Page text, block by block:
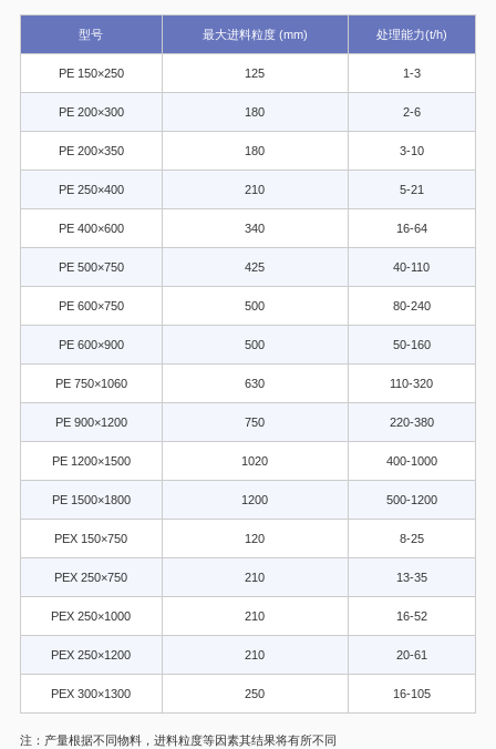
型号 最大进料粒度 (mm) 处理能力(t/h)
PE 150×250 125 1-3
PE 200×300 180 2-6
PE 200×350 180 3-10
PE 250×400 210 5-21
PE 400×600 340 16-64
PE 500×750 425 40-110
PE 600×750 500 80-240
PE 600×900 500 50-160
PE 750×1060 630 110-320
PE 900×1200 750 220-380
PE 1200×1500 1020 400-1000
PE 1500×1800 1200 500-1200
PEX 150×750 120 8-25
PEX 250×750 210 13-35
PEX 250×1000 210 16-52
PEX 250×1200 210 20-61
PEX 300×1300 250 16-105
注：产量根据不同物料，进料粒度等因素其结果将有所不同